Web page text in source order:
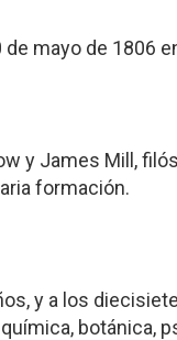
de mayo de 1806
y James Mill,
formación.
y a los
botánica,